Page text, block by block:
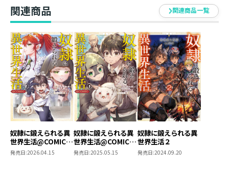
異世界を旅する真也君達の冒険を楽しんでいただければ
幸いです。
東上文
初めまして、イラストレーターの東上文です。
今作の主人公は三白眼気味なのですが、白目の多いキャ
ラクターを描くのはおそらく初めて！ 新鮮です。
そして徒手空拳系主人公を描くのも初めてなので、この
作品を通して格闘技に詳しくなれる...かも？
関連商品 関連商品一覧
奴隷に鍛えられる異
世界生活@COMIC
第2巻
発売日:2026.04.15
奴隷に鍛えられる異
世界生活@COMIC
第1巻
発売日:2025.05.15
奴隷に鍛えられる異
世界生活２
発売日:2024.09.20